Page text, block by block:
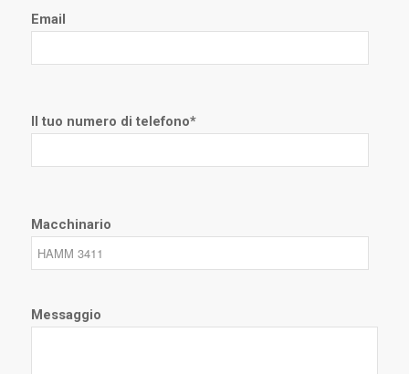
Email
Il tuo numero di telefono*
Macchinario
Messaggio